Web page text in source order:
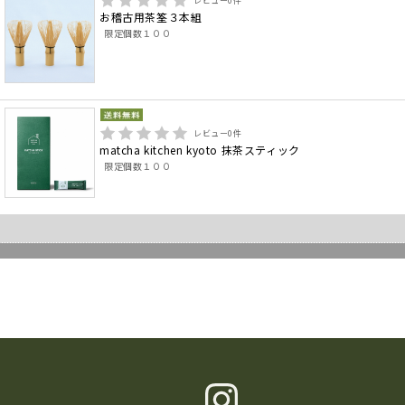
お稽古用茶筌３本組
限定個数１００
レビュー0件
matcha kitchen kyoto 抹茶スティック
限定個数１００